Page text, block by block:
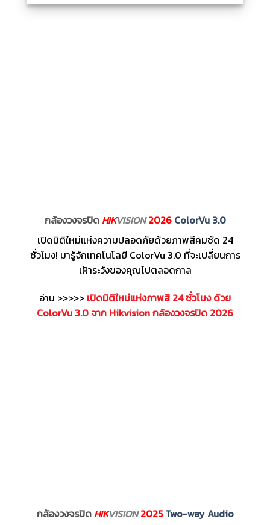
กล้องวงจรปิด HIKVISION 2026 ColorVu 3.0
เปิดมิติใหม่แห่งความปลอดภัยด้วยภาพสีคมชัด 24
ชั่วโมง! มารู้จักเทคโนโลยี ColorVu 3.0 ที่จะเปลี่ยนการ
เฝ้าระวังของคุณไปตลอดกาล
อ่าน >>>>> เปิดมิติใหม่แห่งภาพสี 24 ชั่วโมง ด้วย
ColorVu 3.0 จาก Hikvision กล้องวงจรปิด 2026
กล้องวงจรปิด HIKVISION 2025 Two-way Audio